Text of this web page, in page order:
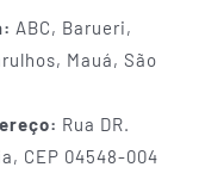
ABC, Barueri,
Mauá, São
Rua DR.
CEP 04548-004